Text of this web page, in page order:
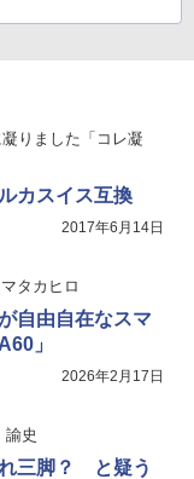
りました「コレ凝
カスイス互換
2017年6月14日
タカヒロ
自由自在なスマ
」
2026年2月17日
諭史
三脚？ と疑う